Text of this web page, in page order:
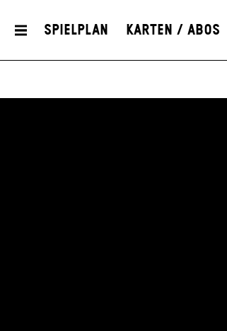
Spielplan Karten / Abos